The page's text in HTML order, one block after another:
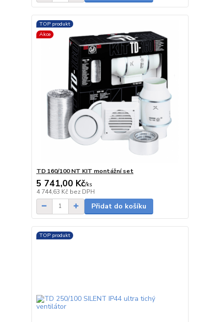
TOP produkt
Akce
TD 160/100 NT KIT montážní set
5 741,00 Kč/ks
4 744,63 Kč bez DPH
Přidat do košíku
TOP produkt